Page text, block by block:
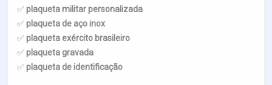
✅plaqueta militar personalizada
✅plaqueta de aço inox
✅plaqueta exército brasileiro
✅plaqueta gravada
✅plaqueta de identificação